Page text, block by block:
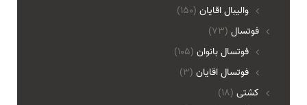
واليبال اقايان (150)
(73) فوتسال
فوتسال بانوان (105)
فوتسال اقايان (3)
(18) کشتی